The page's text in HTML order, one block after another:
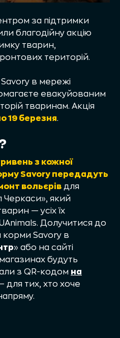
за підтримки
благодійну акцію
тварин,
територій.
в мережі
евакуйованим
тваринам. Акція
19 березня.
з кожної
Savory передадуть
вольєрів для
Черкаси», який
— усіх їх
Долучитися до
Savory в
» або на сайті
будуть
з QR-кодом на
для тих, хто хоче